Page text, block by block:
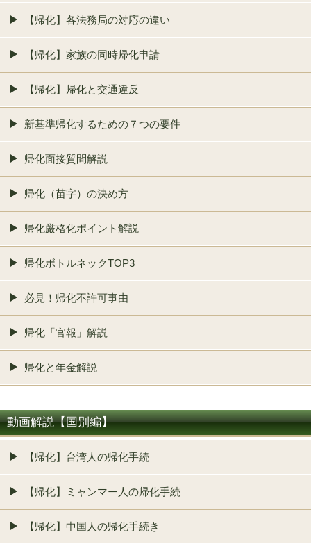
【帰化】各法務局の対応の違い
【帰化】家族の同時帰化申請
【帰化】帰化と交通違反
新基準帰化するための７つの要件
帰化面接質問解説
帰化（苗字）の決め方
帰化厳格化ポイント解説
帰化ボトルネックTOP3
必見！帰化不許可事由
帰化「官報」解説
帰化と年金解説
動画解説【国別編】
【帰化】台湾人の帰化手続
【帰化】ミャンマー人の帰化手続
【帰化】中国人の帰化手続き